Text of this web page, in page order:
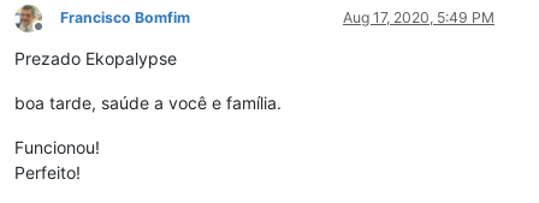
Offline
Francisco Bomfim Aug 17, 2020, 5:49 PM
Prezado Ekopalypse
boa tarde, saúde a você e família.
Funcionou!
Perfeito!